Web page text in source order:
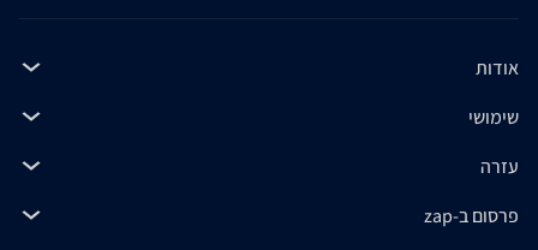
אודות
שימושי
עזרה
פרסום ב-zap